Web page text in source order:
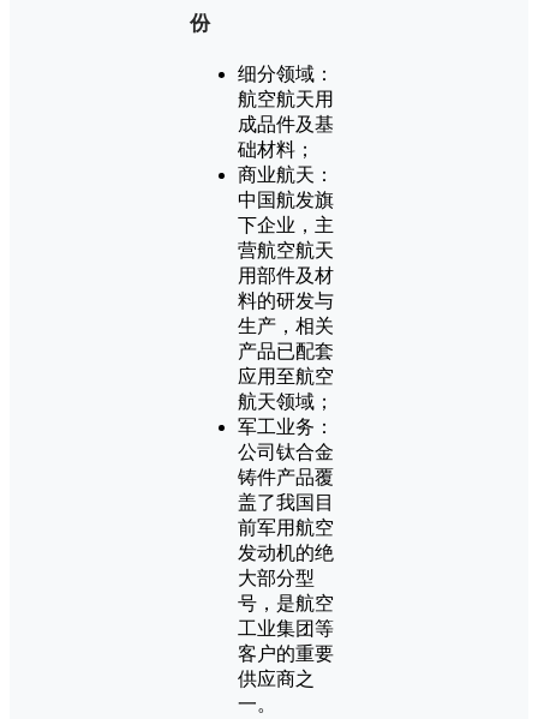
份
细分领域：
航空航天用
成品件及基
础材料；
商业航天：
中国航发旗
下企业，主
营航空航天
用部件及材
料的研发与
生产，相关
产品已配套
应用至航空
航天领域；
军工业务：
公司钛合金
铸件产品覆
盖了我国目
前军用航空
发动机的绝
大部分型
号，是航空
工业集团等
客户的重要
供应商之
一。